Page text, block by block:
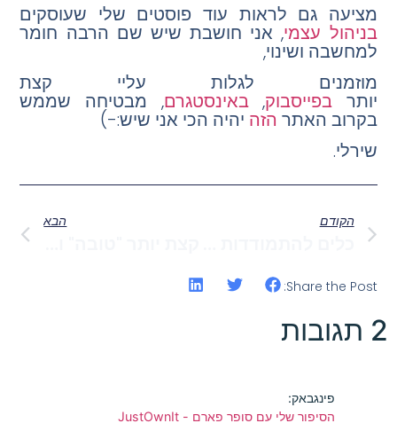
מציעה גם לראות עוד פוסטים שלי שעוסקים
בניהול עצמי, אני חושבת שיש שם הרבה חומר
למחשבה ושינוי,
מוזמנים לגלות עליי קצת
יותר בפייסבוק,באינסטגרם, מבטיחה שממש
בקרוב האתר הזה יהיה הכי אני שיש:-)
שירלי.
הקודם הבא
Share the Post:
2 תגובות
פינגבאק:
הסיפור שלי עם סופר פארם - JustOwnIt